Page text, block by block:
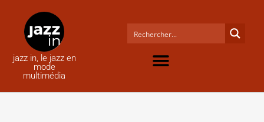
jazz in, le jazz en
mode
multimédia